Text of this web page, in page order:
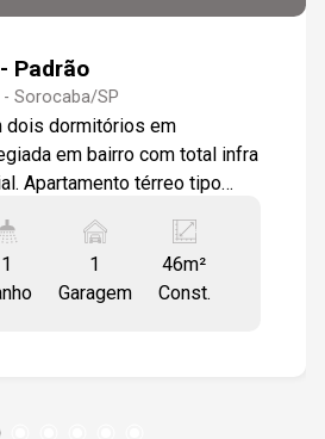
Padrão
Sorocaba/SP
dois dormitórios em
em bairro com total infra
Apartamento térreo tipo
50x60cm, sala em
luminárias em LED. Cozinha
área de serviço integrada
1
1
Garagem
46m²
Const.